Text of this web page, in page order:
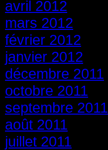
avril 2012
mars 2012
février 2012
janvier 2012
décembre 2011
octobre 2011
septembre 2011
août 2011
juillet 2011